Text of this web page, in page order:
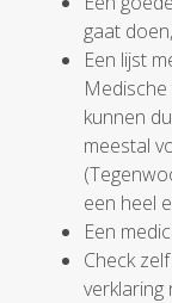
gaat
Een lijst
kunnen
meestal
een heel
Een
Check
verklaring